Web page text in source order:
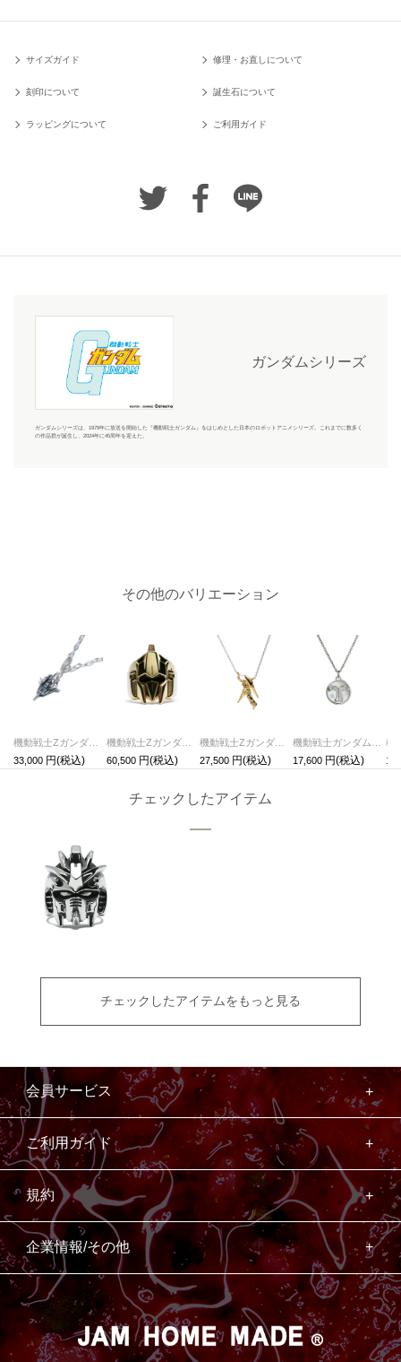
サイズガイド 修理・お直しについて
刻印について 誕生石について
ラッピングについて ご利用ガイド
ガンダムシリーズ
ガンダムシリーズは、1979年に放送を開始した『機動戦士ガンダム』をはじめとした日本のロボットアニメシリーズ。これまでに数多く
の作品群が誕生し、2024年に45周年を迎えた。
その他のバリエーション
機動戦士Zガンダム ウェイブライダーネックレス
33,000
機動戦士Zガンダム 百式フェイスリング / 指輪
60,500
機動戦士Zガンダム 百式ネックレス
27,500
機動戦士ガンダムSEED FREEDOM コインネックレス ターミナル
17,600
チェックしたアイテム
チェックしたアイテムをもっと見る
会員サービス
ご利用ガイド
規約
企業情報/その他